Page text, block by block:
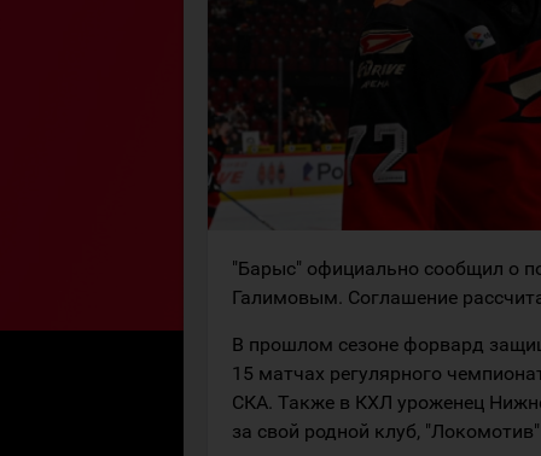
"Барыс" официально сообщил о
Галимовым. Соглашение
В прошлом сезоне форвард
15 матчах регулярного
СКА. Также в КХЛ уроженец
за свой родной клуб,